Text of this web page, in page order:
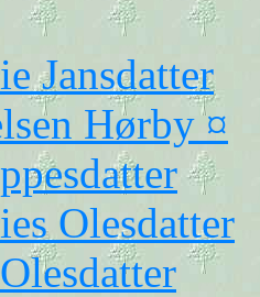
Jansdatter
Hørby ¤
Olesdatter